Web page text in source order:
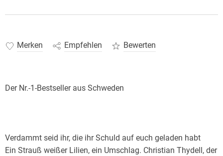
Merken Empfehlen Bewerten
Verdammt seid ihr, die ihr Schuld auf euch geladen habt
Ein Strauß weißer Lilien, ein Umschlag. Christian Thydell, der